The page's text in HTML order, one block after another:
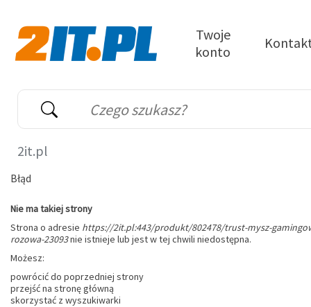
Wyszukiwarka
Słowo kluczowe
Twoje
konto
2it.pl
Błąd
Nie ma takiej strony
Strona o adresie https://2it.pl:443/produkt/802478/trust-mysz-
rozowa-23093nie istnieje lub jest w tej chwili niedostępna.
Możesz:
powrócić do poprzedniej strony
przejść na stronę główną
skorzystać z wyszukiwarki